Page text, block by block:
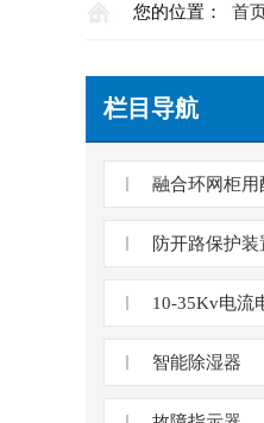
您的位置： 首
栏目导航
融合环网柜用
防开路保护装
10-35Kv电流
智能除湿器